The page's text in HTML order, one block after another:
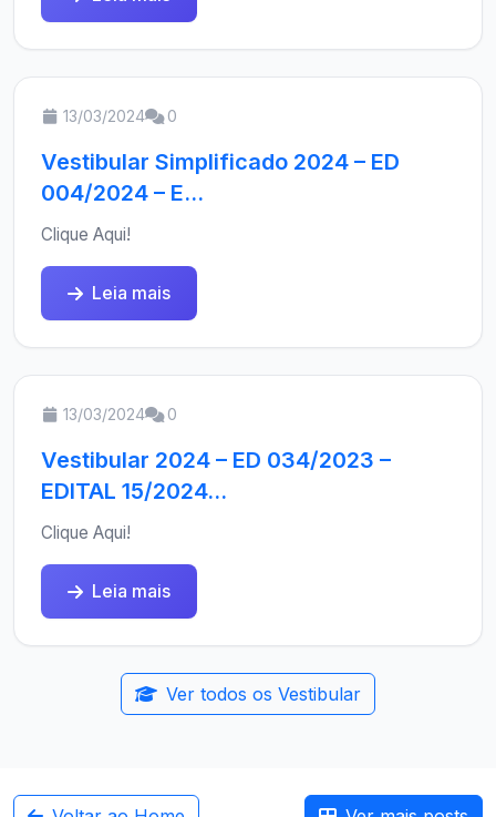
13/03/2024 0
Vestibular Simplificado 2024 – ED
004/2024 – E...
Clique Aqui!
Leia mais
13/03/2024 0
Vestibular 2024 – ED 034/2023 –
EDITAL 15/2024...
Clique Aqui!
Leia mais
Ver todos os Vestibular